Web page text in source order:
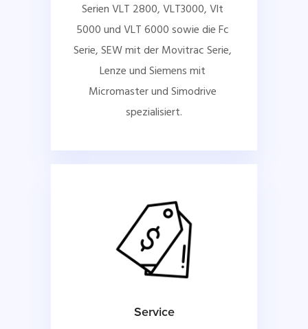
Serien VLT 2800, VLT3000, Vlt
5000 und VLT 6000 sowie die Fc
Serie, SEW mit der Movitrac Serie,
Lenze und Siemens mit
Micromaster und Simodrive
spezialisiert.
Service